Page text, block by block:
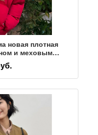
новая плотная
и меховым
куртка
пара